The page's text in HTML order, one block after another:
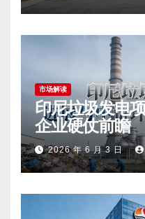
市场解读
印尼垃圾发电
企业硬仗前瞻
2026 年 6 月 3 日